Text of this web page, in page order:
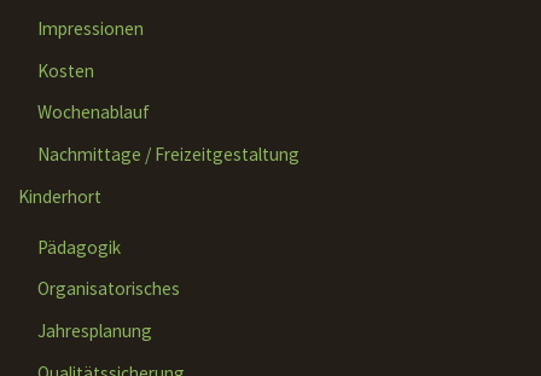
Impressionen
Kosten
Wochenablauf
Nachmittage / Freizeitgestaltung
Kinderhort
Pädagogik
Organisatorisches
Jahresplanung